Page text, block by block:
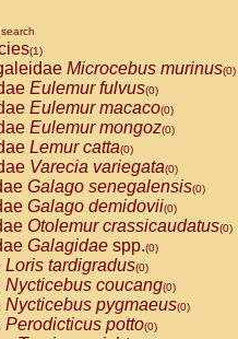
Cebus capucinus
Cebus nigrivittatus
Cebus spp.(0)
Saimiri boliviensis(0)
Saimiri sciureus(0)
Alouatta caraya(0)
Alouatta fusca(0)
Alouatta seniculus(0)
Alouattaspp.(0)
Ateles belzebuth(0)
Ateles geoffroyi(0)
Ateles paniscus(0)
Atelesspp.(0)
Lagothrix lagothricha(0)
Lagothrix lagothricha cana
Cacajao calvus
(1)
Microcebus murinus(0)
Eulemur fulvus(0)
Eulemur macaco(0)
Eulemur mongoz(0)
Lemur catta(0)
Varecia variegata(0)
Galago senegalensis(0)
Galago demidovii(0)
Otolemur crassicaudatus(0)
Galagidae spp.(0)
Loris tardigradus(0)
Nycticebus coucang(0)
Nycticebus pygmaeus(0)
Perodicticus potto(0)